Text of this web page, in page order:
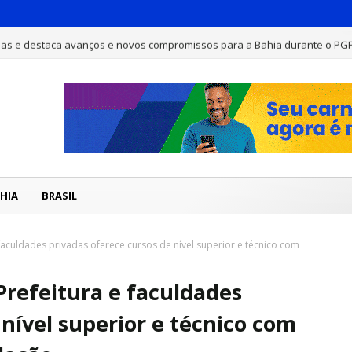
e destaca avanços e novos compromissos para a Bahia durante o
BRASIL
privadas oferece cursos de nível superior e técnico com
e faculdades
superior e técnico com